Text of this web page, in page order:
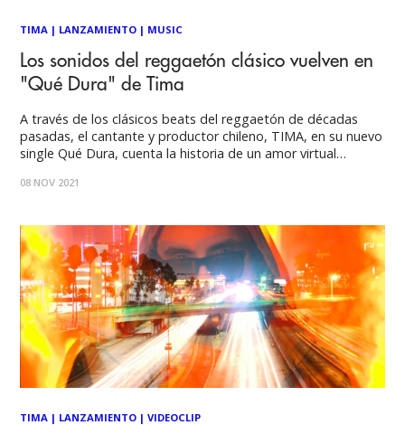
TIMA | LANZAMIENTO | MUSIC
Los sonidos del reggaetón clásico vuelven en
"Qué Dura" de Tima
A través de los clásicos beats del reggaetón de décadas
pasadas, el cantante y productor chileno, TIMA, en su nuevo
single Qué Dura, cuenta la historia de un amor virtual
melodía nos hace viajar a la segunda parte de los 2000,
08 NOV 2021
TIMA | LANZAMIENTO |VIDEOCLIP